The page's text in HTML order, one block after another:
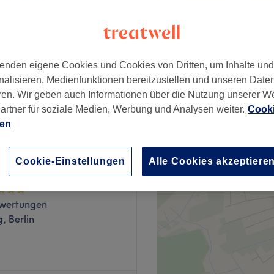
10 €
The Bearde Man in Berlin,
Excellent
Berlin
eigene Cookies und Cookies von Dritten, um Inhalte
Medienfunktionen bereitzustellen und unseren
Wir geben auch Informationen über die Nutzung unserer
für soziale Medien, Werbung und Analysen weiter.
Cookie-Einstellungen Alle Cookies